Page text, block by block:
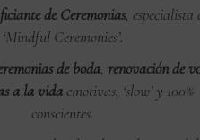
de Ceremonias, especialista
‘Mindful Ceremonies’.
de boda, renovación de
a la vidaemotivas, ‘slow’ y 100%
conscientes.